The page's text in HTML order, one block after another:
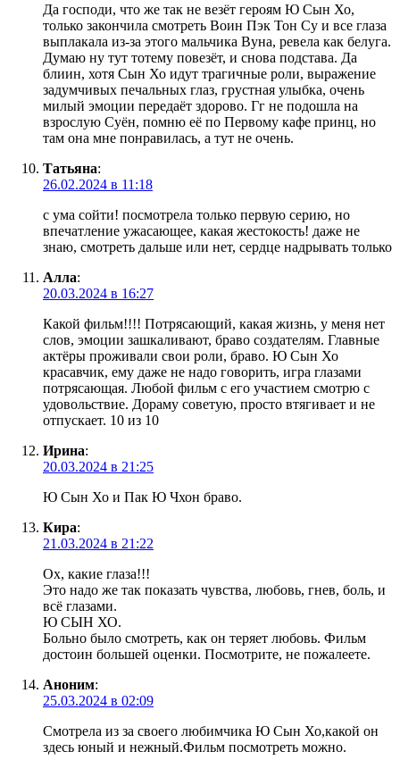
Да господи, что же так не везёт героям Ю Сын Хо,
только закончила смотреть Воин Пэк Тон Су и все глаза
выплакала из-за этого мальчика Вуна, ревела как белуга.
Думаю ну тут тотему повезёт, и снова подстава. Да
блиин, хотя Сын Хо идут трагичные роли, выражение
задумчивых печальных глаз, грустная улыбка, очень
милый эмоции передаёт здорово. Гг не подошла на
взрослую Суён, помню её по Первому кафе принц, но
там она мне понравилась, а тут не очень.
Татьяна:
26.02.2024 в 11:18
с ума сойти! посмотрела только первую серию, но
впечатление ужасающее, какая жестокость! даже не
знаю, смотреть дальше или нет, сердце надрывать только
Алла:
20.03.2024 в 16:27
Какой фильм!!!! Потрясающий, какая жизнь, у меня нет
слов, эмоции зашкаливают, браво создателям. Главные
актëры проживали свои роли, браво. Ю Сын Хо
красавчик, ему даже не надо говорить, игра глазами
потрясающая. Любой фильм с его участием смотрю с
удовольствие. Дораму советую, просто втягивает и не
отпускает. 10 из 10
Ирина:
20.03.2024 в 21:25
Ю Сын Хо и Пак Ю Чхон браво.
Кира:
21.03.2024 в 21:22
Ох, какие глаза!!!
Это надо же так показать чувства, любовь, гнев, боль, и
всë глазами.
Ю СЫН ХО.
Больно было смотреть, как он теряет любовь. Фильм
достоин большей оценки. Посмотрите, не пожалеете.
Аноним:
25.03.2024 в 02:09
Смотрела из за своего любимчика Ю Сын Хо,какой он
здесь юный и нежный.Фильм посмотреть можно.